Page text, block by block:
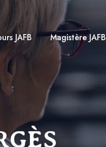
JAFB Magistère JAFB